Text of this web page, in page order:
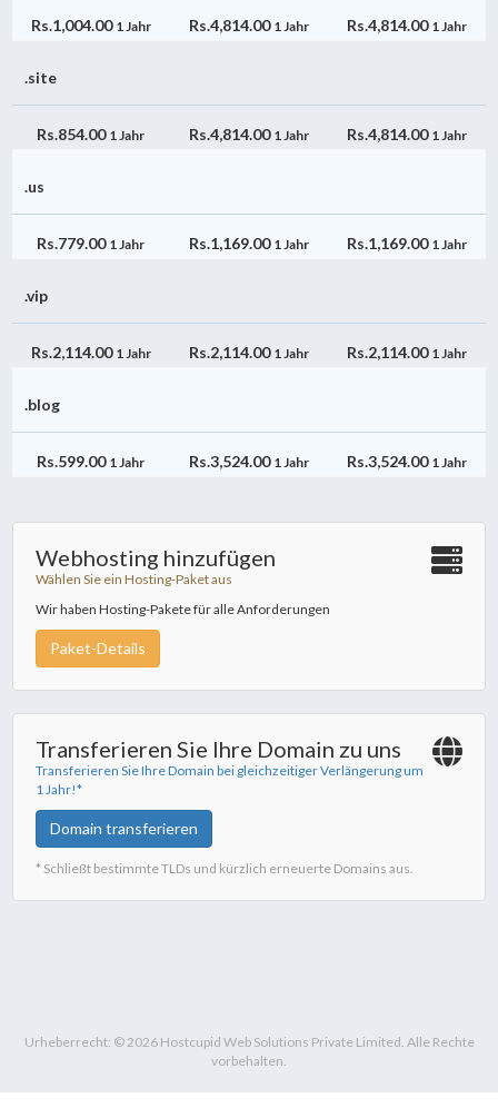
Rs.1,004.00 1 Jahr Rs.4,814.00 1 Jahr Rs.4,814.00 1 Jahr
.site
Rs.854.00 1 Jahr Rs.4,814.00 1 Jahr Rs.4,814.00 1 Jahr
.us
Rs.779.00 1 Jahr Rs.1,169.00 1 Jahr Rs.1,169.00 1 Jahr
.vip
Rs.2,114.00 1 Jahr Rs.2,114.00 1 Jahr Rs.2,114.00 1 Jahr
.blog
Rs.599.00 1 Jahr Rs.3,524.00 1 Jahr Rs.3,524.00 1 Jahr
Webhosting hinzufügen
Wählen Sie ein Hosting-Paket aus
Wir haben Hosting-Pakete für alle Anforderungen
Paket-Details
Transferieren Sie Ihre Domain zu uns
Transferieren Sie Ihre Domain bei gleichzeitiger Verlängerung um
1 Jahr!*
Domain transferieren
* Schließt bestimmte TLDs und kürzlich erneuerte Domains aus.
Urheberrecht: © 2026 Hostcupid Web Solutions Private Limited. Alle Rechte
vorbehalten.